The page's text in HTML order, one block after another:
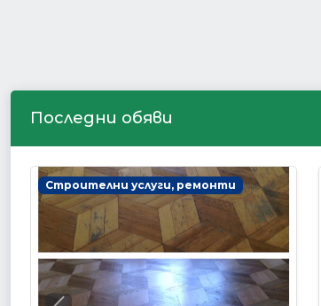
Последни обяви
Интериорни врати